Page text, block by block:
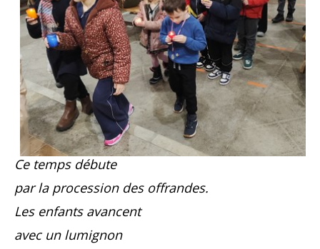
Ce temps débute
par la procession des offrandes.
Les enfants avancent
avec un lumignon